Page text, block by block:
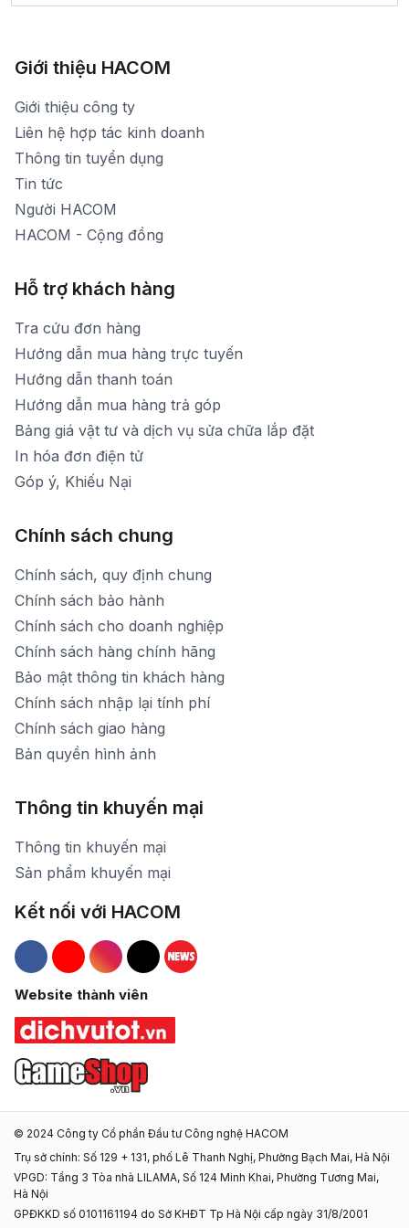
Xem bản đồ đường đi
Thời gian mở cửa: Từ 8h30-19h hàng ngày
Xem bản đồ đường đi
1900 1903 (máy lẻ 159) -(028)73000322
1900 1903 (máy lẻ 160)
[email protected]
Thời gian mở cửa: Từ 8h30-20h hàng ngày
Giới thiệu HACOM
Giới thiệu công ty
Liên hệ hợp tác kinh doanh
Thông tin tuyển dụng
Tin tức
Người HACOM
HACOM - Cộng đồng
Hỗ trợ khách hàng
Tra cứu đơn hàng
Hướng dẫn mua hàng trực tuyến
Hướng dẫn thanh toán
Hướng dẫn mua hàng trả góp
Bảng giá vật tư và dịch vụ sửa chữa lắp đặt
In hóa đơn điện tử
Góp ý, Khiếu Nại
Chính sách chung
Chính sách, quy định chung
Chính sách bảo hành
Chính sách cho doanh nghiệp
Chính sách hàng chính hãng
Bảo mật thông tin khách hàng
Chính sách nhập lại tính phí
Chính sách giao hàng
Bản quyền hình ảnh
Thông tin khuyến mại
Thông tin khuyến mại
Sản phẩm khuyến mại
Kết nối với HACOM
Hacom Facebook
Hacom YouTube
Hacom Instagram
Hacom TikTok
Website thành viên
© 2024 Công ty Cổ phần Đầu tư Công nghệ HACOM
Trụ sở chính: Số 129 + 131, phố Lê Thanh Nghị, Phường Bạch Mai, Hà Nội
VPGD: Tầng 3 Tòa nhà LILAMA, Số 124 Minh Khai, Phường Tương Mai,
Hà Nội
GPĐKKD số 0101161194 do Sở KHĐT Tp Hà Nội cấp ngày 31/8/2001